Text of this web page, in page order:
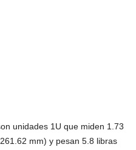
unidades 1U que miden 1.73
mm) y pesan 5.8 libras